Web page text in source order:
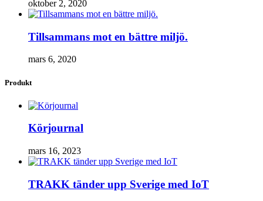
oktober 2, 2020
Tillsammans mot en bättre miljö.
mars 6, 2020
Produkt
Körjournal
mars 16, 2023
TRAKK tänder upp Sverige med IoT